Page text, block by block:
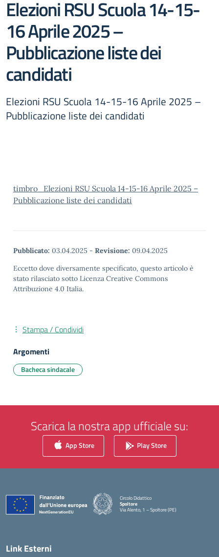
Elezioni RSU Scuola 14-15-
16 Aprile 2025 –
Pubblicazione liste dei
candidati
Elezioni RSU Scuola 14-15-16 Aprile 2025 –
Pubblicazione liste dei candidati
timbro_Elezioni RSU Scuola 14-15-16 Aprile 2025 –
Pubblicazione liste dei candidati
Pubblicato: 03.04.2025 - Revisione: 09.04.2025
Eccetto dove diversamente specificato, questo articolo è
stato rilasciato sotto Licenza Creative Commons
Attribuzione 4.0 Italia.
Stampa / Condividi
Argomenti
Bacheca sindacale
Scarica la nostra app ufficiale su:
App Store Play Store
Circolo Didattico
Spoltore
Via Alento, 1 – Spoltore (PE)
— Visita la pagina iniziale della scuola
Link Esterni